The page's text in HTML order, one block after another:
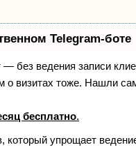
Telegram-боте
— без ведения записи
о визитах тоже. Нашли
бесплатно.
который упрощает